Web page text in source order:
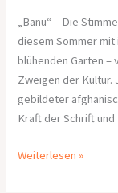
„Banu“ – Die
diesem Sommer
blühenden Garten –
Zweigen der Kultur.
gebildeter
Kraft der Schrift
Weiterlesen »